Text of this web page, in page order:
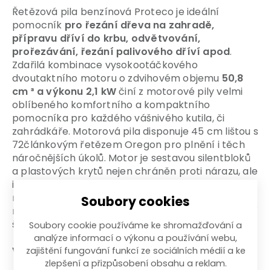
Řetězová pila benzínová Proteco je ideální
pomocník pro řezání dřeva na zahradě,
přípravu dříví do krbu, odvětvování,
prořezávání, řezání palivového dříví apod.
Zdařilá kombinace vysokootáčkového
dvoutaktního motoru o zdvihovém objemu 50,8
cm ³ a výkonu 2,1 kWčiní z motorové pily velmi
oblíbeného komfortního a kompaktního
pomocníka pro každého vášnivého kutila, či
zahrádkáře. Motorová pila disponuje 45 cm lištou s
72článkovým řetězem Oregon pro plnění i těch
náročnějších úkolů. Motor je sestavou silentbloků
a plastových krytů nejen chráněn proti nárazu, ale
i spolu s odstředivou spojkou maximální možnou
měrou zbaven vibrací a hlučnosti. Optimální
napnutí pilového řetězu lze snadno seřídit pomocí
šroubu na boční straně motorové pily.
Výhody a charakteristické znaky
Soubory cookies
Soubory cookie používáme ke shromažďování a
analýze informací o výkonu a používání webu,
zajištění fungování funkcí ze sociálních médií a ke
zlepšení a přizpůsobení obsahu a reklam.